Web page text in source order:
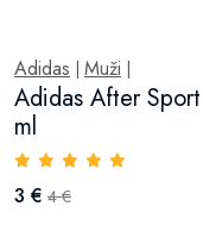
Adidas Muži
Adidas After
ml
3 € 4 €